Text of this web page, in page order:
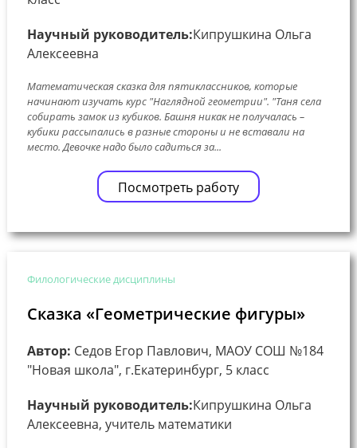
Научный руководитель:Кипрушкина Ольга
Алексеевна
Математическая сказка для пятиклассников, которые
начинают изучать курс "Наглядной геометрии". "Таня села
собирать замок из кубиков. Башня никак не получалась –
кубики рассыпались в разные стороны и не вставали на
место. Девочке надо было садиться за...
Посмотреть работу
Филологические дисциплины
Сказка «Геометрические фигуры»
Автор: Седов Егор Павлович, МАОУ СОШ №184
"Новая школа", г.Екатеринбург, 5 класс
Научный руководитель:Кипрушкина Ольга
Алексеевна, учитель математики